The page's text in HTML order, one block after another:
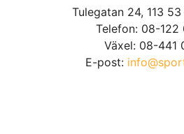
Tulegatan 24, 113
Telefon: 08-122
Växel: 08-441
E-post: